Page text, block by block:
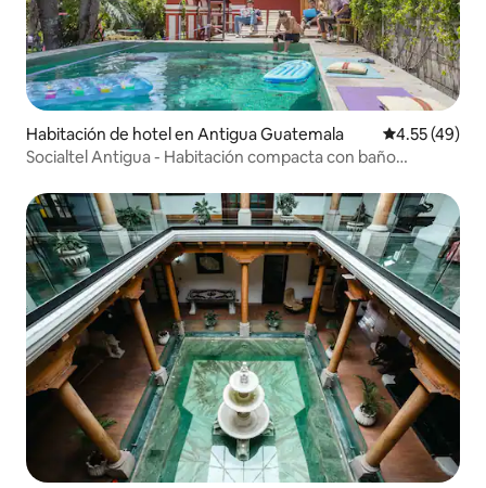
Habitación de hotel en Antigua Guatemala Calificación
4.55 (49)
Socialtel Antigua - Habitación compacta con baño